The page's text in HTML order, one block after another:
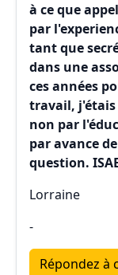
à ce que
par
tant que
dans une
ces années
travail, j'étais
non par
par avance
question.
Lorraine
-
Répondez à